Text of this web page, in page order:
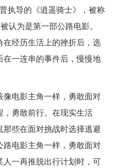
执导的《逍遥骑士》，被称
认为是第一部公路电影。
经历生活上的挫折后，选
一连串的事件后，慢慢地
电影主角一样，勇敢面对
勇敢前行。在现实生活
些在面对挑战时选择逃避
电影主角一样，勇敢面对
一再推脱出行计划时，可